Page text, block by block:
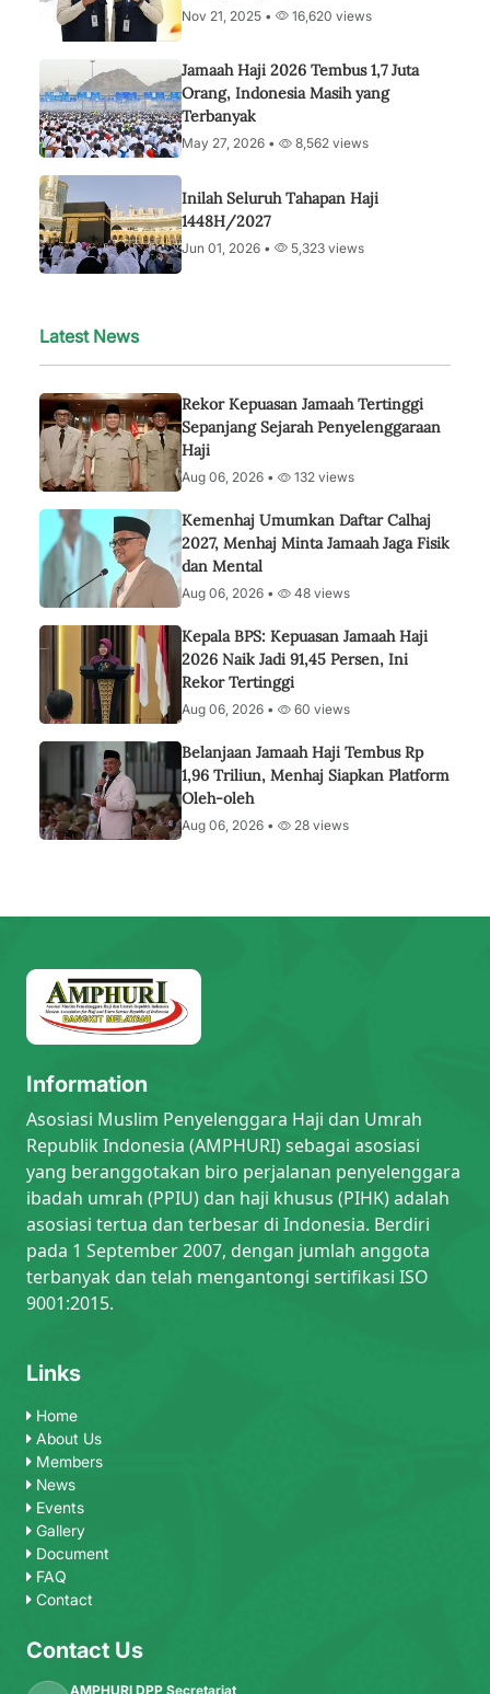
Nov 21, 2025 • 16,620 views
Jamaah Haji 2026 Tembus 1,7 Juta
Orang, Indonesia Masih yang
Terbanyak
May 27, 2026 • 8,562 views
Inilah Seluruh Tahapan Haji
1448H/2027
Jun 01, 2026 • 5,323 views
Latest News
Rekor Kepuasan Jamaah Tertinggi
Sepanjang Sejarah Penyelenggaraan
Haji
Aug 06, 2026 • 132 views
Kemenhaj Umumkan Daftar Calhaj
2027, Menhaj Minta Jamaah Jaga Fisik
dan Mental
Aug 06, 2026 • 48 views
Kepala BPS: Kepuasan Jamaah Haji
2026 Naik Jadi 91,45 Persen, Ini
Rekor Tertinggi
Aug 06, 2026 • 60 views
Belanjaan Jamaah Haji Tembus Rp
1,96 Triliun, Menhaj Siapkan Platform
Oleh-oleh
Aug 06, 2026 • 28 views
Information
Asosiasi Muslim Penyelenggara Haji dan Umrah
Republik Indonesia (AMPHURI) sebagai asosiasi
yang beranggotakan biro perjalanan penyelenggara
ibadah umrah (PPIU) dan haji khusus (PIHK) adalah
asosiasi tertua dan terbesar di Indonesia. Berdiri
pada 1 September 2007, dengan jumlah anggota
terbanyak dan telah mengantongi sertifikasi ISO
9001:2015.
Links
Home
About Us
Members
News
Events
Gallery
Document
FAQ
Contact
Contact Us
AMPHURI DPP Secretariat